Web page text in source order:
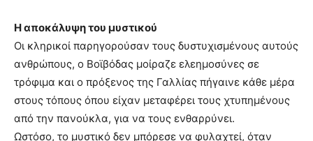
Η αποκάλυψη του μυστικού
Οι κληρικοί παρηγορούσαν τους δυστυχισμένους αυτούς
ανθρώπους, ο Βοϊβόδας μοίραζε ελεημοσύνες σε
τρόφιμα και ο πρόξενος της Γαλλίας πήγαινε κάθε μέρα
στους τόπους όπου είχαν μεταφέρει τους χτυπημένους
από την πανούκλα, για να τους ενθαρρύνει.
Ωστόσο, το μυστικό δεν μπόρεσε να φυλαχτεί, όταν